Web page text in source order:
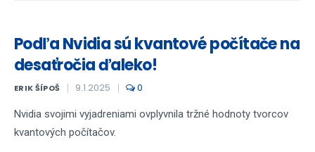
Podľa Nvidia sú kvantové počítače na
desaťročia ďaleko!
ERIK ŠÍPOŠ 9.1.2025 0
Nvidia svojimi vyjadreniami ovplyvnila tržné hodnoty tvorcov
kvantových počítačov.